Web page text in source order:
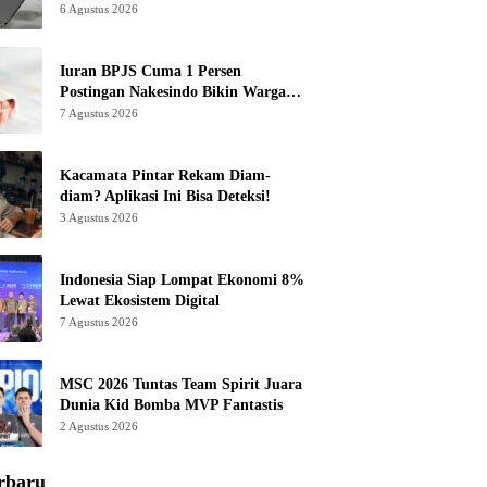
6 Agustus 2026
Iuran BPJS Cuma 1 Persen
Postingan Nakesindo Bikin Warganet
Murka
7 Agustus 2026
Kacamata Pintar Rekam Diam-
diam? Aplikasi Ini Bisa Deteksi!
3 Agustus 2026
Indonesia Siap Lompat Ekonomi 8%
Lewat Ekosistem Digital
7 Agustus 2026
MSC 2026 Tuntas Team Spirit Juara
Dunia Kid Bomba MVP Fantastis
2 Agustus 2026